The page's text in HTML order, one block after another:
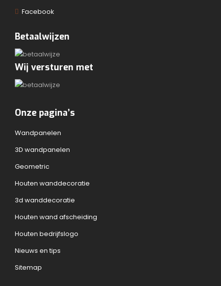
Facebook
Betaalwijzen
Wij versturen met
Onze pagina’s
Wandpanelen
3D wandpanelen
Geometric
Houten wanddecoratie
3d wanddecoratie
Houten wand afscheiding
Houten bedrijfslogo
Nieuws en tips
Sitemap